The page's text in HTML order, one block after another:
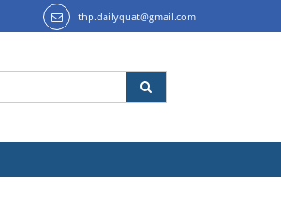
thp.dailyquat@gmail.com